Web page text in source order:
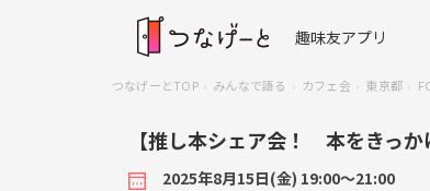
趣味友アプリ
つなげーとTOP みんなで語る カフェ会 東京都
【推し本シェア会！ 本をきっか
2025年8月15日(金) 19:00〜21:00